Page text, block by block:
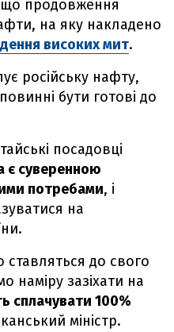
що продовження
на яку накладено
високих мит.
російську нафту,
бути готові до
посадовці
є суверенною
потребами, і
на
ставляться до свого
наміру зазіхати на
сплачувати 100%
міністр.